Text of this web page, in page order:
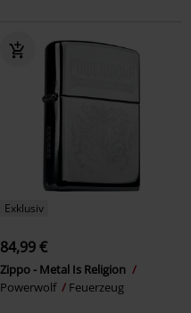
Exklusiv
84,99 €
Zippo - Metal Is Religion
Powerwolf
Feuerzeug